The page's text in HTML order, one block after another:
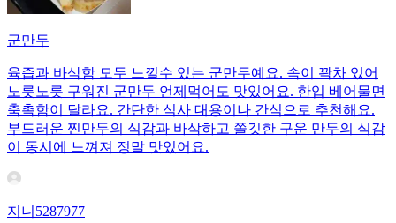
군만두
육즙과 바삭함 모두 느낄수 있는 군만두예요. 속이 꽉차 있어
노릇노릇 구워진 군만두 언제먹어도 맛있어요. 한입 베어물면
축촉함이 달라요. 간단한 식사 대용이나 간식으로 추천해요.
부드러운 찐만두의 식감과 바삭하고 쫄깃한 구운 만두의 식감
이 동시에 느껴져 정말 맛있어요.
지니5287977